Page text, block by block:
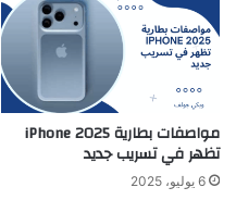
مواصفات بطارية iPhone 2025
تظهر في تسريب جديد
6 يوليو، 2025